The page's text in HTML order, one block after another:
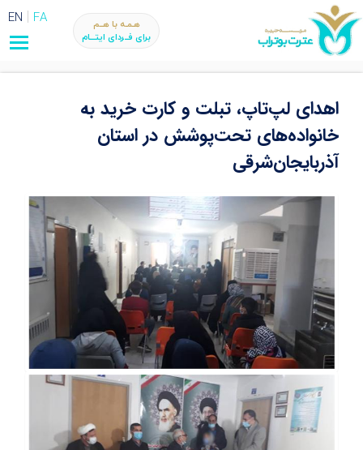
FA
EN
هـمـه با هــم
برای فــردای ایتـــام
اهدای لپ‌تاپ، تبلت و کارت خرید به
خانواده‌های تحت‌پوشش در استان
آذربایجان‌شرقی